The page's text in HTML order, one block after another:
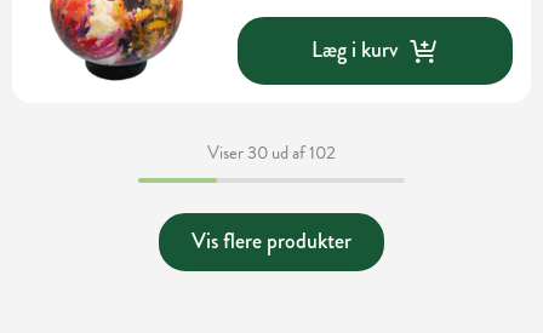
Læg i kurv
Viser 30 ud af 102
Vis flere produkter